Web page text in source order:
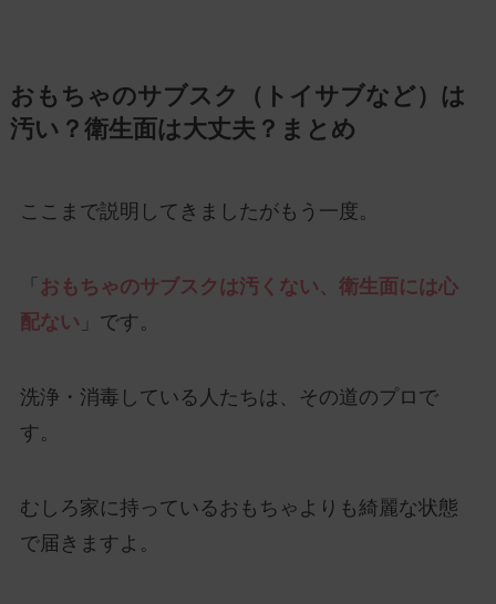
おもちゃのサブスク（トイサブなど）は
汚い？衛生面は大丈夫？まとめ
ここまで説明してきましたがもう一度。
おもちゃのサブスクは汚くない、衛生面には心
配ない」です。
洗浄・消毒している人たちは、その道のプロで
す。
むしろ家に持っているおもちゃよりも綺麗な状態
で届きますよ。